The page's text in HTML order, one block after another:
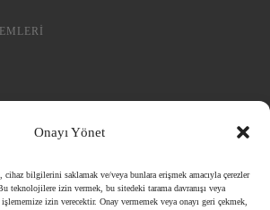
Onayı Yönet
bilgilerini saklamak ve/veya bunlara erişmek amacıyla çerezler
teknolojilere izin vermek, bu sitedeki tarama davranışı veya
izin verecektir. Onay vermemek veya onayı geri çekmek,